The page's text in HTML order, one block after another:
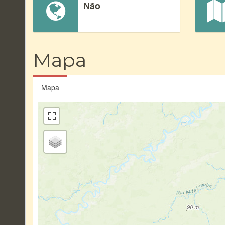
Não
Mapa
Mapa